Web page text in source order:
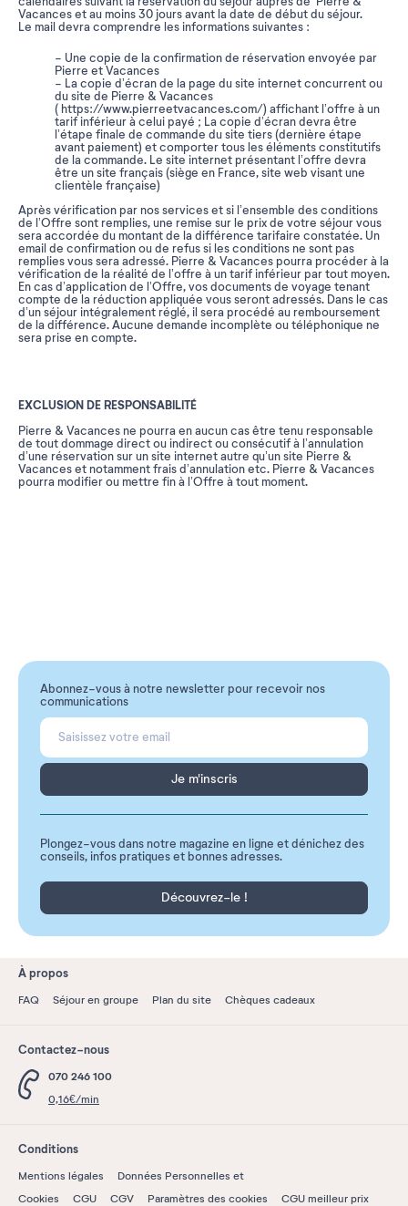
Vacances et au moins 30 jours avant la date de début du séjour.
Le mail devra comprendre les informations suivantes :
- Une copie de la confirmation de réservation envoyée par
Pierre et Vacances
- La copie d’écran de la page du site internet concurrent ou
du site de Pierre & Vacances
( https://www.pierreetvacances.com/) affichant l’offre à un
tarif inférieur à celui payé ; La copie d’écran devra être
l’étape finale de commande du site tiers (dernière étape
avant paiement) et comporter tous les éléments constitutifs
de la commande. Le site internet présentant l’offre devra
être un site français (siège en France, site web visant une
clientèle française)
Après vérification par nos services et si l’ensemble des conditions
de l’Offre sont remplies, une remise sur le prix de votre séjour vous
sera accordée du montant de la différence tarifaire constatée. Un
email de confirmation ou de refus si les conditions ne sont pas
remplies vous sera adressé. Pierre & Vacances pourra procéder à la
vérification de la réalité de l’offre à un tarif inférieur par tout moyen.
En cas d’application de l’Offre, vos documents de voyage tenant
compte de la réduction appliquée vous seront adressés. Dans le cas
d’un séjour intégralement réglé, il sera procédé au remboursement
de la différence. Aucune demande incomplète ou téléphonique ne
sera prise en compte.
EXCLUSION DE RESPONSABILITÉ
Pierre & Vacances ne pourra en aucun cas être tenu responsable
de tout dommage direct ou indirect ou consécutif à l’annulation
d’une réservation sur un site internet autre qu’un site Pierre &
Vacances et notamment frais d’annulation etc. Pierre & Vacances
pourra modifier ou mettre fin à l’Offre à tout moment.
Abonnez-vous à notre newsletter pour recevoir nos
communications
Je m'inscris
Plongez-vous dans notre magazine en ligne et dénichez des
conseils, infos pratiques et bonnes adresses.
Découvrez-le !
À propos
FAQ Séjour en groupe Plan du site Chèques cadeaux
Contactez-nous
070 246 100
0,16€/min
Conditions
Mentions légales
Données Personnelles et
Cookies
CGU CGV Paramètres des cookies
CGU meilleur prix